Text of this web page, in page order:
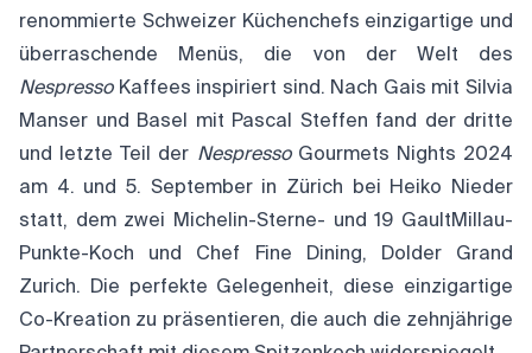
renommierte Schweizer Küchenchefs einzigartige und
überraschende Menüs, die von der Welt des
Nespresso Kaffees inspiriert sind. Nach Gais mit Silvia
Manser und Basel mit Pascal Steffen fand der dritte
und letzte Teil der Nespresso Gourmets Nights 2024
am 4. und 5. September in Zürich bei Heiko Nieder
statt, dem zwei Michelin-Sterne- und 19 GaultMillau-
Punkte-Koch und Chef Fine Dining, Dolder Grand
Zurich. Die perfekte Gelegenheit, diese einzigartige
Co-Kreation zu präsentieren, die auch die zehnjährige